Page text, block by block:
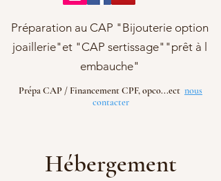
Préparation au CAP "Bijouterie option
joaillerie"et "CAP sertissage""prêt à l
embauche"
Prépa CAP / Financement CPF, opco...ect nous
contacter
Hébergement